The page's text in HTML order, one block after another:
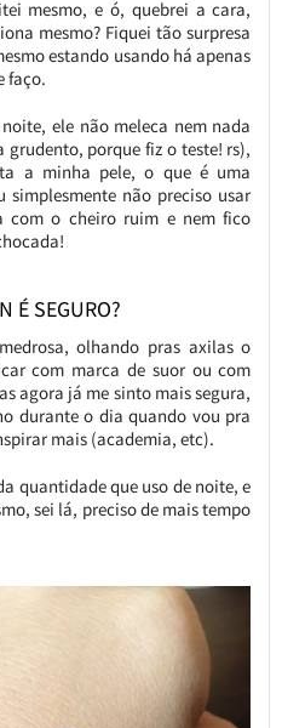
mesmo, e ó, quebrei a cara,
mesmo? Fiquei tão surpresa
estando usando há apenas
faço.
ele não meleca nem nada
grudento, porque fiz o teste! rs),
a minha pele, o que é uma
não preciso usar
com o cheiro ruim e nem fico
É SEGURO?
olhando pras axilas o
com marca de suor ou com
agora já me sinto mais segura,
durante o dia quando vou pra
mais (academia, etc).
quantidade que uso de noite, e
sei lá, preciso de mais tempo